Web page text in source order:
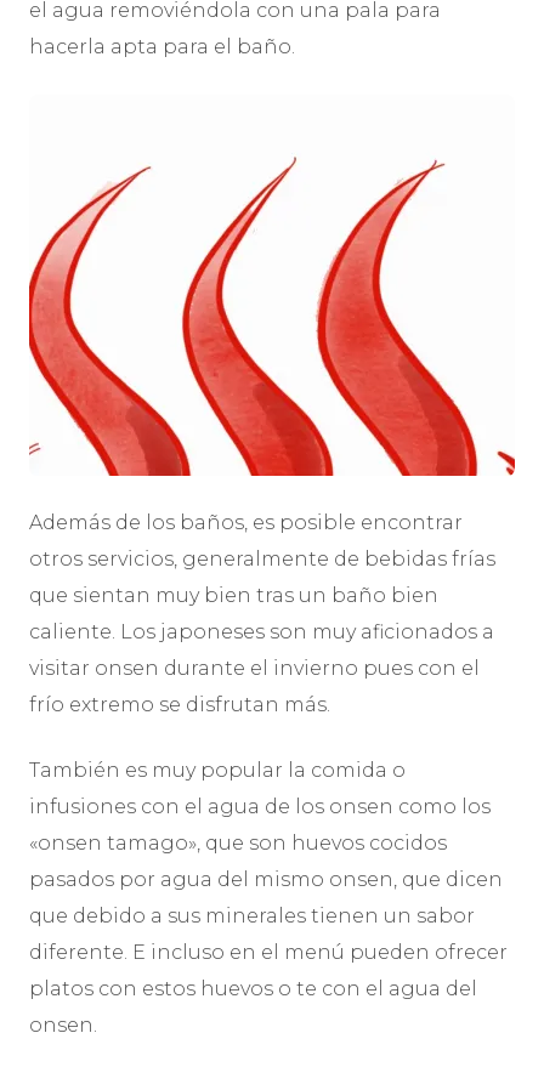
el agua removiéndola con una pala para
hacerla apta para el baño.
Además de los baños, es posible encontrar
otros servicios, generalmente de bebidas frías
que sientan muy bien tras un baño bien
caliente. Los japoneses son muy aficionados a
visitar onsen durante el invierno pues con el
frío extremo se disfrutan más.
También es muy popular la comida o
infusiones con el agua de los onsen como los
«onsen tamago», que son huevos cocidos
pasados por agua del mismo onsen, que dicen
que debido a sus minerales tienen un sabor
diferente. E incluso en el menú pueden ofrecer
platos con estos huevos o te con el agua del
onsen.